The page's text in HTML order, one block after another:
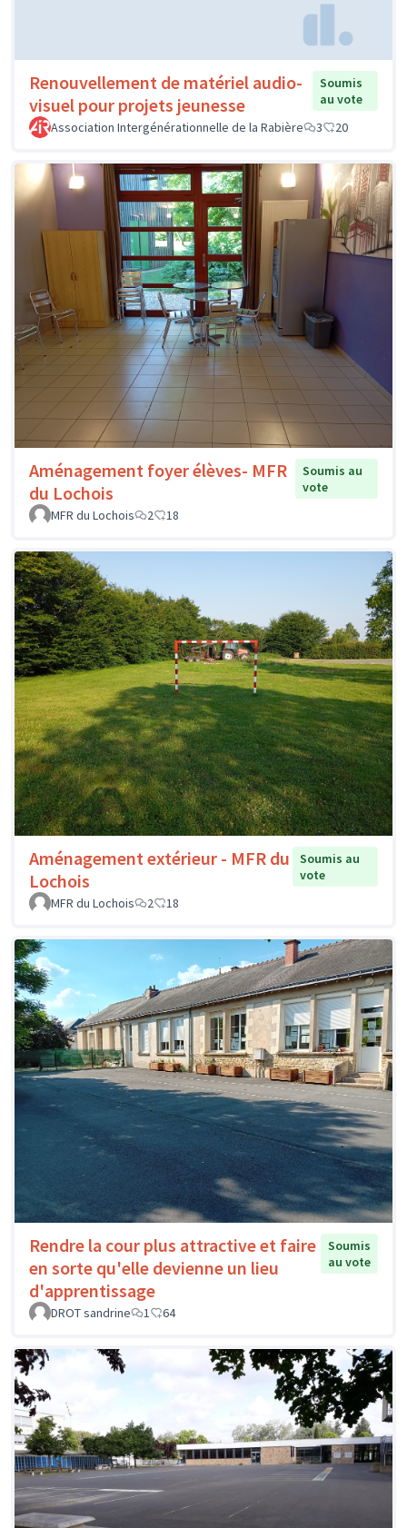
Renouvellement de matériel audio-
visuel pour projets jeunesse
Soumis
au vote
Association Intergénérationnelle de la Rabière
3 20
Aménagement foyer élèves- MFR
du Lochois
Soumis au
vote
MFR du Lochois
2 18
Aménagement extérieur - MFR du
Lochois
Soumis au
vote
MFR du Lochois
2 18
Rendre la cour plus attractive et faire
en sorte qu'elle devienne un lieu
d'apprentissage
Soumis
au vote
DROT sandrine 1 64